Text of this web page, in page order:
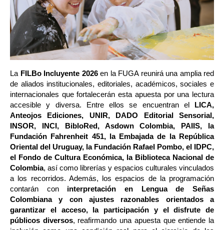
La FILBo Incluyente 2026 en la FUGA reunirá una amplia red
de aliados institucionales, editoriales, académicos, sociales e
internacionales que fortalecerán esta apuesta por una lectura
accesible y diversa. Entre ellos se encuentran el
LICA,
Anteojos Ediciones, UNIR, DADO Editorial Sensorial,
INSOR, INCI, BibloRed, Asdown Colombia, PAIIS, la
Fundación Fahrenheit 451, la Embajada de la República
Oriental del Uruguay, la Fundación Rafael Pombo, el IDPC,
el Fondo de Cultura Económica, la Biblioteca Nacional de
Colombia, así como librerías y espacios culturales vinculados
a los recorridos. Además, los espacios de la programación
contarán con interpretación en Lengua de Señas
Colombiana y con ajustes razonables orientados a
garantizar el acceso, la participación y el disfrute de
públicos diversos, reafirmando una apuesta que entiende la